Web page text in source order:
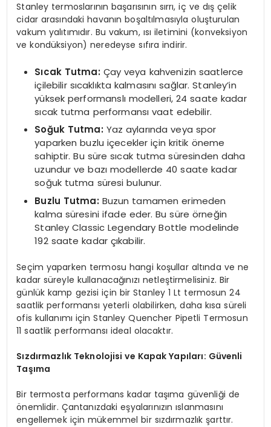
Stanley termoslarının başarısının sırrı, iç ve dış çelik
cidar arasındaki havanın boşaltılmasıyla oluşturulan
vakum yalıtımıdır. Bu vakum, ısı iletimini (konveksiyon
ve kondüksiyon) neredeyse sıfıra indirir.
Sıcak Tutma: Çay veya kahvenizin saatlerce
içilebilir sıcaklıkta kalmasını sağlar. Stanley’in
yüksek performanslı modelleri, 24 saate kadar
sıcak tutma performansı vaat edebilir.
Soğuk Tutma: Yaz aylarında veya spor
yaparken buzlu içecekler için kritik öneme
sahiptir. Bu süre sıcak tutma süresinden daha
uzundur ve bazı modellerde 40 saate kadar
soğuk tutma süresi bulunur.
Buzlu Tutma: Buzun tamamen erimeden
kalma süresini ifade eder. Bu süre örneğin
Stanley Classic Legendary Bottle modelinde
192 saate kadar çıkabilir.
Seçim yaparken termosu hangi koşullar altında ve ne
kadar süreyle kullanacağınızı netleştirmelisiniz. Bir
günlük kamp gezisi için bir Stanley 1 Lt termosun 24
saatlik performansı yeterli olabilirken, daha kısa süreli
ofis kullanımı için Stanley Quencher Pipetli Termosun
11 saatlik performansı ideal olacaktır.
Sızdırmazlık Teknolojisi ve Kapak Yapıları: Güvenli
Taşıma
Bir termosta performans kadar taşıma güvenliği de
önemlidir. Çantanızdaki eşyalarınızın ıslanmasını
engellemek için mükemmel bir sızdırmazlık şarttır.